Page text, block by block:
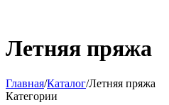
Летняя пряжа
Главная/Каталог/Летняя пряжа
Категории